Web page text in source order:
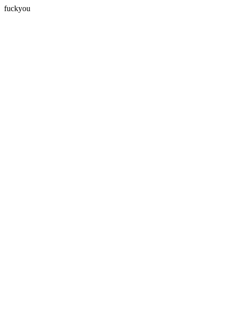
fuckyou